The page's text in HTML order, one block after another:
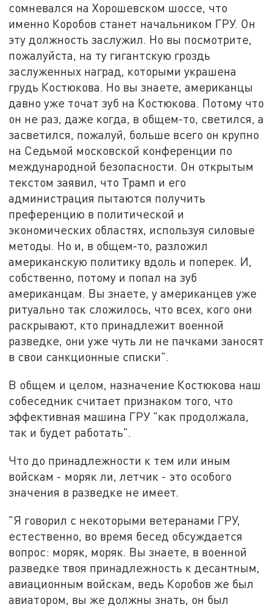
сомневался на Хорошевском шоссе, что
именно Коробов станет начальником ГРУ. Он
эту должность заслужил. Но вы посмотрите,
пожалуйста, на ту гигантскую гроздь
заслуженных наград, которыми украшена
грудь Костюкова. Но вы знаете, американцы
давно уже точат зуб на Костюкова. Потому что
он не раз, даже когда, в общем-то, светился, а
засветился, пожалуй, больше всего он крупно
на Седьмой московской конференции по
международной безопасности. Он открытым
текстом заявил, что Трамп и его
администрация пытаются получить
преференцию в политической и
экономических областях, используя силовые
методы. Но и, в общем-то, разложил
американскую политику вдоль и поперек. И,
собственно, потому и попал на зуб
американцам. Вы знаете, у американцев уже
ритуально так сложилось, что всех, кого они
раскрывают, кто принадлежит военной
разведке, они уже чуть ли не пачками заносят
в свои санкционные списки".
В общем и целом, назначение Костюкова наш
собеседник считает признаком того, что
эффективная машина ГРУ "как продолжала,
так и будет работать".
Что до принадлежности к тем или иным
войскам - моряк ли, летчик - это особого
значения в разведке не имеет.
"Я говорил с некоторыми ветеранами ГРУ,
естественно, во время бесед обсуждается
вопрос: моряк, моряк. Вы знаете, в военной
разведке твоя принадлежность к десантным,
авиационным войскам, ведь Коробов же был
авиатором, вы же должны знать, он был